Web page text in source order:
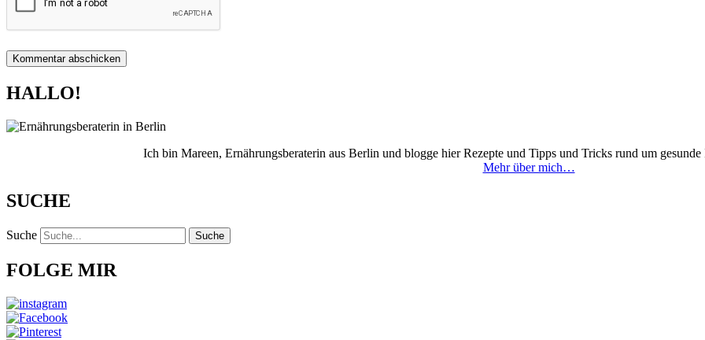
HALLO!
Ich bin Mareen, Ernährungsberaterin aus Berlin und blogge hier Rezepte und Tipps und Tricks rund um
Mehr über mich…
SUCHE
Suche Suche
FOLGE MIR